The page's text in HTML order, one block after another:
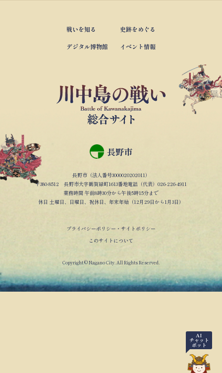
戦いを知る 史跡をめぐる
デジタル博物館 イベント情報
長野市
長野市（法人番号3000020202011）
〒380-8512 長野市大字鶴賀緑町1613番地電話（代表）026-226-4911
業務時間 午前8時30分から午後5時15分まで
休日 土曜日、日曜日、祝休日、年末年始（12月29日から1月3日）
プライバシーポリシー・サイトポリシー
このサイトについて
Copyright © Nagano City. All Rights Reserved.
AI
チャット
ボット